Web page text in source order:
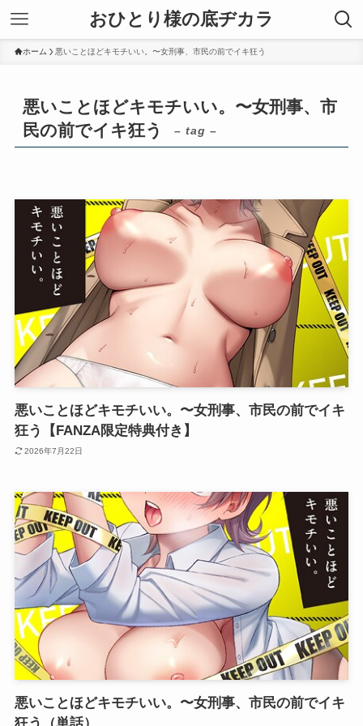
おひとり様の底ヂカラ
ホーム 悪いことほどキモチいい。〜女刑事、市民の前でイキ狂う
悪いことほどキモチいい。〜女刑事、市
民の前でイキ狂う
– tag –
悪いことほどキモチいい。〜女刑事、市民の前でイキ
狂う【FANZA限定特典付き】
2026年7月22日
悪いことほどキモチいい。〜女刑事、市民の前でイキ